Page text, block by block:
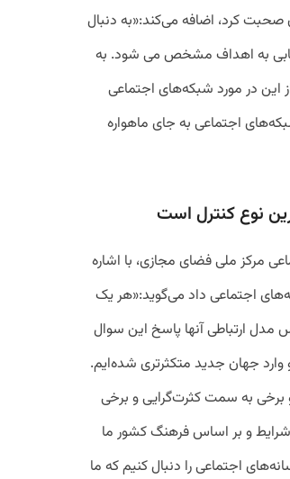
کرد، اضافه می‌کند:«به دنبال
به اهداف مشخص می شود‌. به
در مورد شبکه‌های اجتماعی
اجتماعی به جای ماهواره
نوع کنترل است
مرکز ملی فضای مجازی، با اشاره
اجتماعی داد می‌گوید:«هر یک
مدل ارتباطی آنها پاسخ این سوال
وارد جهان جدید متکثر‌تری شده‌ایم.
برخی به سمت کثرت‌گرایی و برخی
و بر اساس فرهنگ کشور ما
اجتماعی را دنبال کنیم که ما